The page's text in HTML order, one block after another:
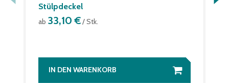
Stülpdeckel
ab 33,10 €/ Stk.
IN DEN WARENKORB